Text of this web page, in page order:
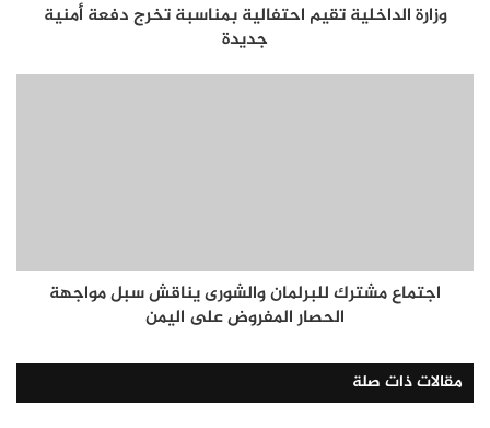
وزارة الداخلية تقيم احتفالية بمناسبة تخرج دفعة أمنية
جديدة
اجتماع مشترك للبرلمان والشورى يناقش سبل مواجهة
الحصار المفروض على اليمن
مقالات ذات صلة